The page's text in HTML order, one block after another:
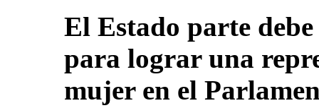
El Estado parte
para lograr una
mujer en el